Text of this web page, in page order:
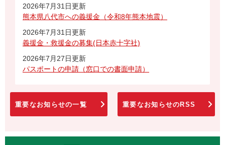
2026年7月31日更新
熊本県八代市への義援金（令和8年熊本地震）
2026年7月31日更新
義援金・救援金の募集(日本赤十字社)
2026年7月27日更新
パスポートの申請（窓口での書面申請）
重要なお知らせの一覧 重要なお知らせのRSS